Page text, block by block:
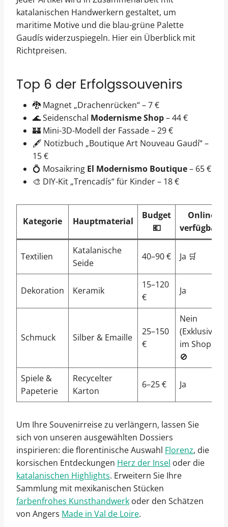
katalanischen Handwerkern gestaltet, um
maritime Motive und die blau-grüne Palette
Gaudís widerzuspiegeln. Hier ein Überblick mit
Richtpreisen.
Top 6 der Erfolgssouvenirs
🐉 Magnet „Drachenrücken“ – 7 €
🌊 Seidenschal Modernisme Shop– 44 €
🏰 Mini-3D-Modell der Fassade – 29 €
🖋️ Notizbuch „Boutique Art Nouveau Gaudí“ –
15 €
💍 Mosaikring El Modernismo Boutique– 65 €
🎨 DIY-Kit „Trencadís“ für Kinder – 18 €
Kategorie Hauptmaterial
Budget
💶
Online
verfügbar?
Textilien
Katalanische
Seide
40–90 € Ja 🛒
Dekoration Keramik
15–120
€
Ja
Schmuck Silber & Emaille
25–150
€
Nein
(Exklusiv
im Shop)
🚫
Spiele &
Papeterie
Recycelter
Karton
6–25 € Ja
Um Ihre Souvenirreise zu verlängern, lassen Sie
sich von unseren ausgewählten Dossiers
inspirieren: die florentinische Auswahl Florenz, die
korsischen Entdeckungen Herz der Insel oder die
katalanischen Highlights. Erweitern Sie Ihre
Sammlung mit mexikanischen Stücken
farbenfrohes Kunsthandwerk oder den Schätzen
von Angers Made in Val de Loire.